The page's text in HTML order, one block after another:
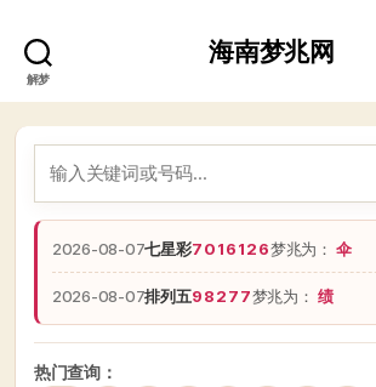
解梦
海南梦兆网
2026-08-07七星彩7016126梦兆为：伞
2026-08-07排列五98277梦兆为：绩
热门查询：